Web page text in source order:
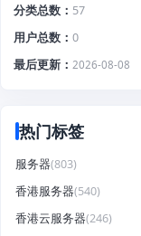
分类总数
57
用户总数
0
最后更新
2026-08-08
热门标签
服务器(803)
香港服务器(540)
香港云服务器(246)